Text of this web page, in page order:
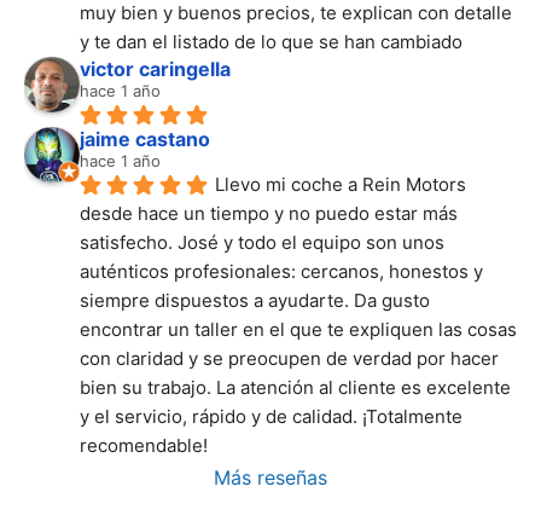
muy bien y buenos precios, te explican con detalle
y te dan el listado de lo que se han cambiado
victor caringella
hace 1 año
jaime castano
hace 1 año
Llevo mi coche a Rein Motors
desde hace un tiempo y no puedo estar más
satisfecho. José y todo el equipo son unos
auténticos profesionales: cercanos, honestos y
siempre dispuestos a ayudarte. Da gusto
encontrar un taller en el que te expliquen las cosas
con claridad y se preocupen de verdad por hacer
bien su trabajo. La atención al cliente es excelente
y el servicio, rápido y de calidad. ¡Totalmente
recomendable!
Más reseñas